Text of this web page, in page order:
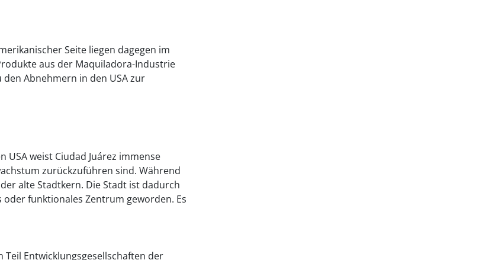
Seite liegen dagegen im
aus der Maquiladora-Industrie
Abnehmern in den USA zur
weist Ciudad Juárez immense
zurückzuführen sind. Während
alte Stadtkern. Die Stadt ist dadurch
funktionales Zentrum geworden. Es
Entwicklungsgesellschaften der